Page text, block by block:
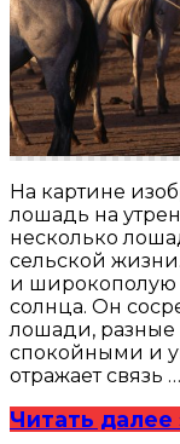
На картине
лошадь на
несколько
сельской
и широкополую
солнца. Он
лошади, разные
спокойными и
отражает связь …
Читать далее